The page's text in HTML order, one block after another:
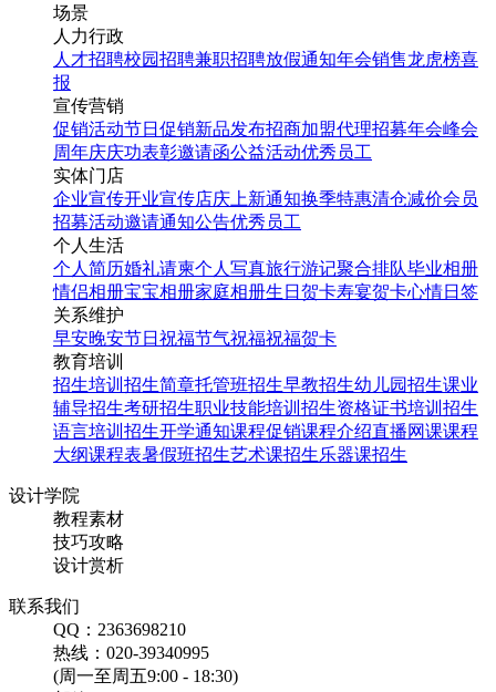
场景
人力行政
人才招聘校园招聘兼职招聘放假通知年会销售龙虎榜喜
报
宣传营销
促销活动节日促销新品发布招商加盟代理招募年会峰会
周年庆庆功表彰邀请函公益活动优秀员工
实体门店
企业宣传开业宣传店庆 上新通知换季特惠清仓减价会员
招募活动邀请通知公告优秀员工
个人生活
个人简历婚礼请柬个人写真旅行游记聚合排队毕业相册
情侣相册宝宝相册家庭相册生日贺卡寿宴贺卡心情日签
关系维护
早安晚安节日祝福节气祝福祝福贺卡
教育培训
招生培训 招生简章托管班招生早教招生幼儿园招生课业
辅导招生考研招生职业技能培训招生资格证书培训招生
语言培训招生开学通知课程促销课程介绍直播网课课程
大纲课程表暑假班招生艺术课招生乐器课招生
设计学院
教程素材
技巧攻略
设计赏析
联系我们
QQ：2363698210
热线：020-39340995
(周一至周五9:00 - 18:30)